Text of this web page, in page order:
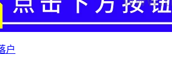
户